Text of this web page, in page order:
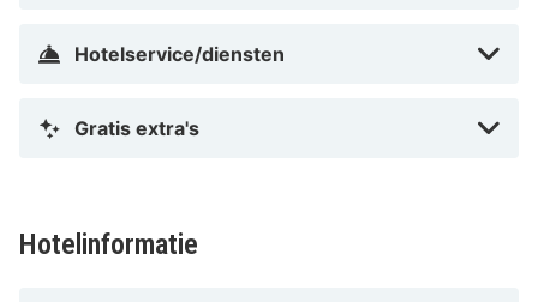
Hotelservice/diensten
Gratis extra's
Hotelinformatie